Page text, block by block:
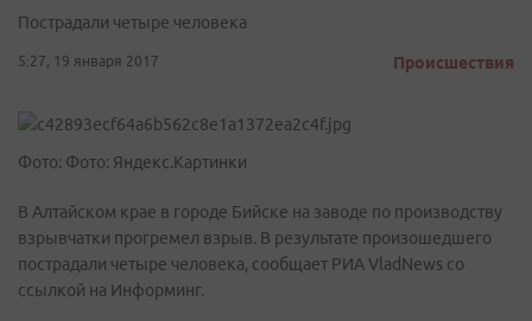
Пострадали четыре человека
5:27, 19 января 2017 Происшествия
Фото: Фото: Яндекс.Картинки
В Алтайском крае в городе Бийске на заводе по производству
взрывчатки прогремел взрыв. В результате произошедшего
пострадали четыре человека, сообщает РИА VladNews со
ссылкой на Информинг.